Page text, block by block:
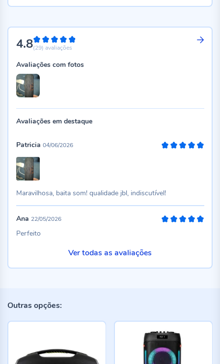
4.896%
(29) avaliações
Avaliações com fotos
Avaliações em destaque
Patricia 04/06/2026
Maravilhosa, baita som! qualidade jbl, indiscutível!
Ana 22/05/2026
Perfeito
Ver todas as avaliações
Outras opções: